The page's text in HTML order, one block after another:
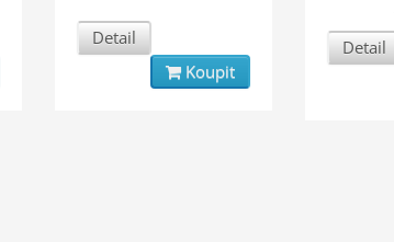
Detail
Koupit
Detail